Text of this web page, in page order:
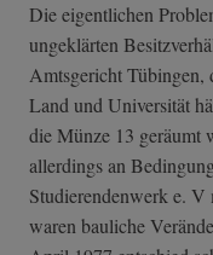
Die eigentlichen
ungeklärten
Amtsgericht Tübingen,
Land und Universität
die Münze 13 geräumt
allerdings an
Studierendenwerk e. V
waren bauliche